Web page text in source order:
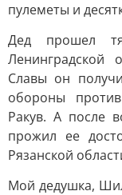
пулеметы и
Дед прошел
Ленинградской
Славы он
обороны
Ракув. А после
прожил ее
Рязанской
Мой дедушка,